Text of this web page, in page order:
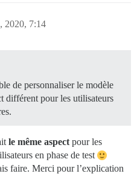
2020, 7:14
de personnaliser le modèle
différent pour les utilisateurs
le même aspect pour les
en phase de test
faire. Merci pour l’explication